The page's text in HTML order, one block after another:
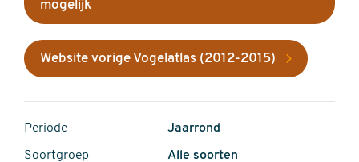
mogelijk
Website vorige Vogelatlas (2012-2015)
Periode Jaarrond
Soortgroep Alle soorten